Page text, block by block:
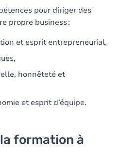
pour diriger des
propre business :
et esprit entrepreneurial,
honnêteté et
et esprit d’équipe.
formation à